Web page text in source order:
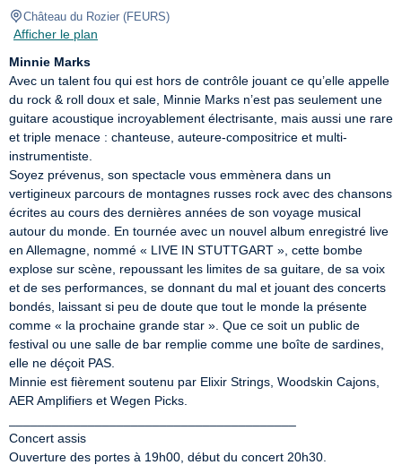
Château du Rozier (FEURS)
Afficher le plan
Minnie Marks
Avec un talent fou qui est hors de contrôle jouant ce qu’elle appelle
du rock & roll doux et sale, Minnie Marks n’est pas seulement une
guitare acoustique incroyablement électrisante, mais aussi une rare
et triple menace : chanteuse, auteure-compositrice et multi-
instrumentiste.
Soyez prévenus, son spectacle vous emmènera dans un
vertigineux parcours de montagnes russes rock avec des chansons
écrites au cours des dernières années de son voyage musical
autour du monde. En tournée avec un nouvel album enregistré live
en Allemagne, nommé « LIVE IN STUTTGART », cette bombe
explose sur scène, repoussant les limites de sa guitare, de sa voix
et de ses performances, se donnant du mal et jouant des concerts
bondés, laissant si peu de doute que tout le monde la présente
comme « la prochaine grande star ». Que ce soit un public de
festival ou une salle de bar remplie comme une boîte de sardines,
elle ne déçoit PAS.
Minnie est fièrement soutenu par Elixir Strings, Woodskin Cajons,
AER Amplifiers et Wegen Picks.
Concert assis
Ouverture des portes à 19h00, début du concert 20h30.